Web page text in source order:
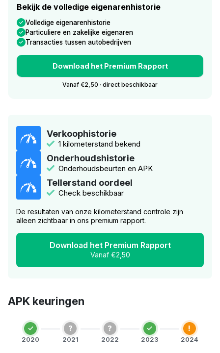
Bekijk de volledige eigenarenhistorie
Volledige eigenarenhistorie
Particuliere en zakelijke eigenaren
Transacties tussen autobedrijven
Download het Premium Rapport
Vanaf €2,50 · direct beschikbaar
Verkoophistorie
1 kilometerstand bekend
Onderhoudshistorie
Onderhoudsbeurten en APK
Tellerstand oordeel
Check beschikbaar
De resultaten van onze kilometerstand controle zijn
alleen zichtbaar in ons premium rapport.
Download het Premium Rapport
Vanaf €2,50
APK keuringen
2020
?
2021
?
2022 2023
!
2024